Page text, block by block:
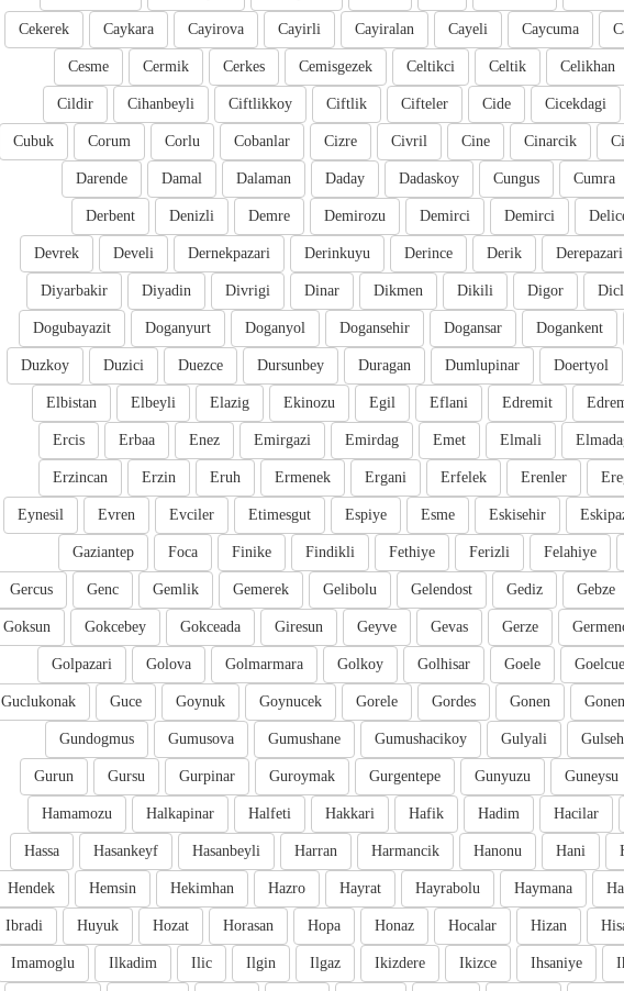
Caycuma
Cayeli
Cayiralan
Cayirli
Cayirova
Caykara
Cekerek
Celikhan
Celtik
Celtikci
Cemisgezek
Cerkes
Cermik
Cesme
Cicekdagi
Cide
Cifteler
Ciftlik
Ciftlikkoy
Cihanbeyli
Cildir
Cinarcik
Cine
Civril
Cizre
Cobanlar
Corlu
Corum
Cubuk
Cumra
Cungus
Dadaskoy
Daday
Dalaman
Damal
Darende
Demirci
Demirci
Demirozu
Demre
Denizli
Derbent
Derepazari
Derik
Derince
Derinkuyu
Dernekpazari
Develi
Devrek
Digor
Dikili
Dikmen
Dinar
Divrigi
Diyadin
Diyarbakir
Dogankent
Dogansar
Dogansehir
Doganyol
Doganyurt
Dogubayazit
Doertyol
Dumlupinar
Duragan
Dursunbey
Duezce
Duzici
Duzkoy
Edremit
Eflani
Egil
Ekinozu
Elazig
Elbeyli
Elbistan
Elmali
Emet
Emirdag
Emirgazi
Enez
Erbaa
Ercis
Erenler
Erfelek
Ergani
Ermenek
Eruh
Erzin
Erzincan
Eskisehir
Esme
Espiye
Etimesgut
Evciler
Evren
Eynesil
Felahiye
Ferizli
Fethiye
Findikli
Finike
Foca
Gaziantep
Gebze
Gediz
Gelendost
Gelibolu
Gemerek
Gemlik
Genc
Gercus
Gerze
Gevas
Geyve
Giresun
Gokceada
Gokcebey
Goksun
Goele
Golhisar
Golkoy
Golmarmara
Golova
Golpazari
Gonen
Gonen
Gordes
Gorele
Goynucek
Goynuk
Guce
Guclukonak
Gulyali
Gumushacikoy
Gumushane
Gumusova
Gundogmus
Guneysu
Gunyuzu
Gurgentepe
Guroymak
Gurpinar
Gursu
Gurun
Hacilar
Hadim
Hafik
Hakkari
Halfeti
Halkapinar
Hamamozu
Hani
Hanonu
Harmancik
Harran
Hasanbeyli
Hasankeyf
Hassa
Haymana
Hayrabolu
Hayrat
Hazro
Hekimhan
Hemsin
Hendek
Hizan
Hocalar
Honaz
Hopa
Horasan
Hozat
Huyuk
Ibradi
Ihsaniye
Ikizce
Ikizdere
Ilgaz
Ilgin
Ilic
Ilkadim
Imamoglu